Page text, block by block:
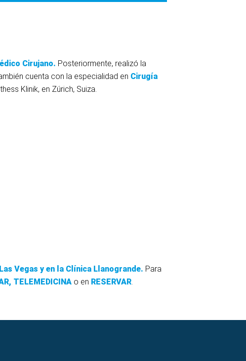
Cirujano. Posteriormente, realizó la
cuenta con la especialidad en Cirugía
Klinik, en Zúrich, Suiza.
Vegas y en la Clínica Llanogrande. Para
TELEMEDICINA o en RESERVAR.